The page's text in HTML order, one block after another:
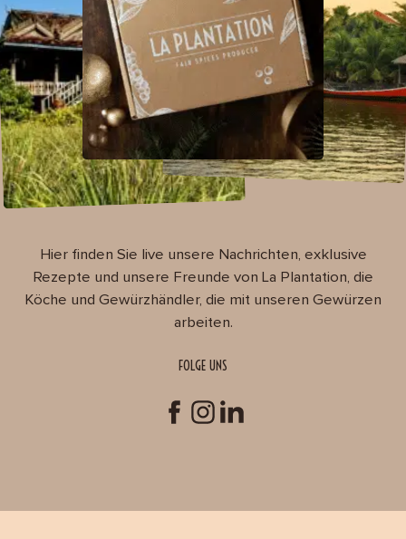
Hier finden Sie live unsere Nachrichten, exklusive
Rezepte und unsere Freunde von La Plantation, die
Köche und Gewürzhändler, die mit unseren Gewürzen
arbeiten.
FOLGE UNS